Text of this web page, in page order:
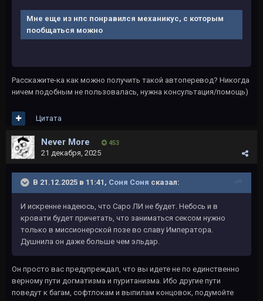
Мне еще из нпс понравился механикус, с которым
пообщаться можно
Расскажите-ка как можно получить такой автоперевод? Никогда
ничем подобным не пользовалась, нужна консультация/помощь)
Цитата
Never More 453
21 декабря, 2025
В 21.12.2025 в 11:41, Соня Соня сказал:
И искренне надеюсь, что Саро ЛИ не будет. Небось и в
кровати будет причетать, что заниматься сексом нужно
только в миссионерской позе во славу Императора.
Душнила он даже больше чем эльдар.
Он просто вас предупреждал, что вы идете не по единственно
верному пути догматизма и пуританизма. Ибо другие пути
поведут к багам, софтлокам и выпилам концовок, подумойте